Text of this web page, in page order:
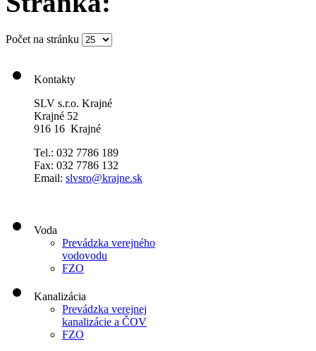
Počet na stránku
Kontakty
SLV s.r.o. Krajné
Krajné 52
916 16 Krajné
Tel.: 032 7786 189
Fax: 032 7786 132
Email: slvsro@krajne.sk
Voda
Prevádzka verejného
vodovodu
FZO
Kanalizácia
Prevádzka verejnej
kanalizácie a ČOV
FZO